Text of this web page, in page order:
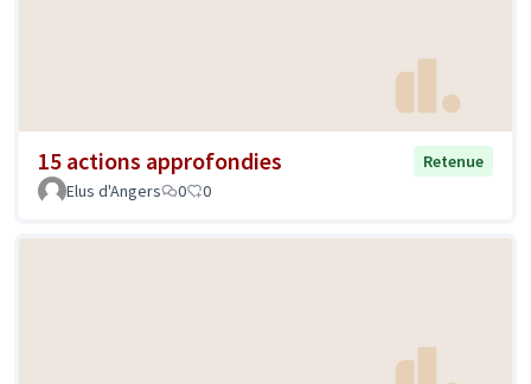
15 actions approfondies
Retenue
Elus d'Angers
0 0